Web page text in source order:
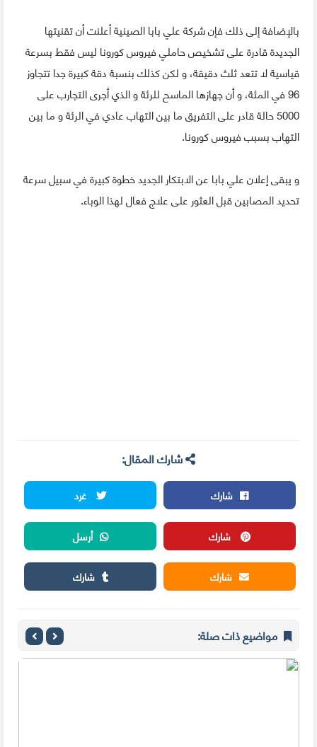
بالإضافة إلى ذلك فإن شركة علي بابا الصينية أعلنت أن تقنيتها
الجديدة قادرة على تشخيص حاملي فيروس كورونا ليس فقط بسرعة
قياسية لا تتعد ثلث دقيقة، و لكن كذلك بنسبة دقة كبيرة جدا تتجاوز
96 في المئة، و أن جهازها الماسح للرئة و الذي أجرى التجارب على
5000 حالة قادر على التفريق ما بين التهاب عادي في الرئة و ما بين
التهاب بسبب فيروس كورونا.
و يبقى إعلان علي بابا عن الابتكار الجديد خطوة كبيرة في سبيل سرعة
تحديد المصابين قبل العثور على علاج فعال لهذا الوباء.
شارك المقال:
شارك
غرد
شارك
أرسل
شارك
شارك
مواضيع ذات صلة: